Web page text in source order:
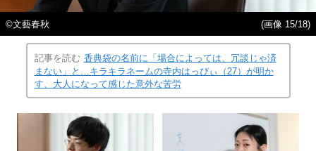
©︎文藝春秋 (画像 15/18)
記事を読む 香典袋の名前に「場合によっては、冗談じゃ済
まない」と…キラキラネームの寺内はっぴぃ（27）が明か
す、大人になって感じた意外な苦労